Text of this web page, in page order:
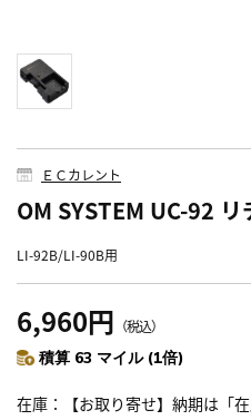
ＥＣカレント
OM SYSTEM UC-92
LI-92B/LI-90B用
6,960円 （税込）
積算 63 マイル (1倍)
在庫 【お取り寄せ】納期は「